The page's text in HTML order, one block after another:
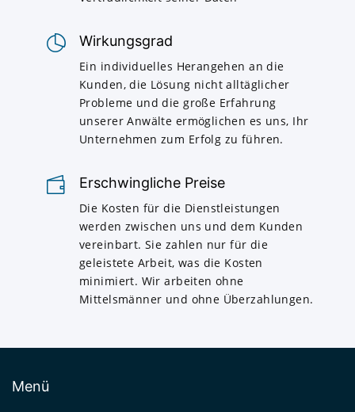
Wirkungsgrad
Ein individuelles Herangehen an die
Kunden, die Lösung nicht alltäglicher
Probleme und die große Erfahrung
unserer Anwälte ermöglichen es uns, Ihr
Unternehmen zum Erfolg zu führen.
Erschwingliche Preise
Die Kosten für die Dienstleistungen
werden zwischen uns und dem Kunden
vereinbart. Sie zahlen nur für die
geleistete Arbeit, was die Kosten
minimiert. Wir arbeiten ohne
Mittelsmänner und ohne Überzahlungen.
Menü